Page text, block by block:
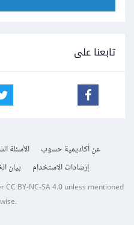
تابعنا على
عن أكاديمية حسوب الأسئلة
إرشادات الاستخدام
بيان
CC BY-NC-SA 4.0unless mentioned